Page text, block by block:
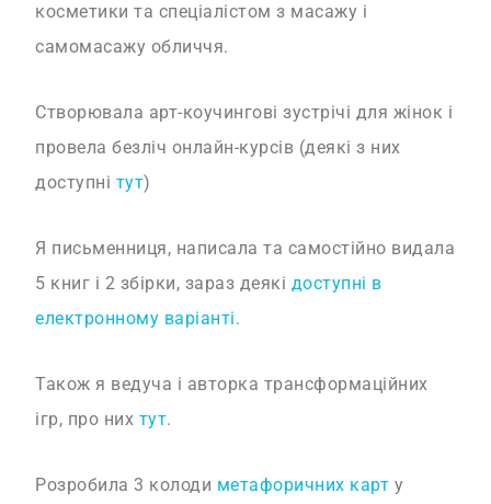
косметики та спеціалістом з масажу і
самомасажу обличчя.
Створювала арт-коучингові зустрічі для жінок і
провела безліч онлайн-курсів (деякі з них
доступні тут)
Я письменниця, написала та самостійно видала
5 книг і 2 збірки, зараз деякі доступні в
електронному варіанті.
Також я ведуча і авторка трансформаційних
ігр, про них тут.
Розробила 3 колоди метафоричних карт у